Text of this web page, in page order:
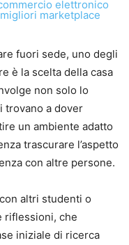
fuori sede, uno degli
è la scelta della casa
non solo lo
trovano a dover
un ambiente adatto
trascurare l’aspetto
con altre persone.
altri studenti o
riflessioni, che
iniziale di ricerca